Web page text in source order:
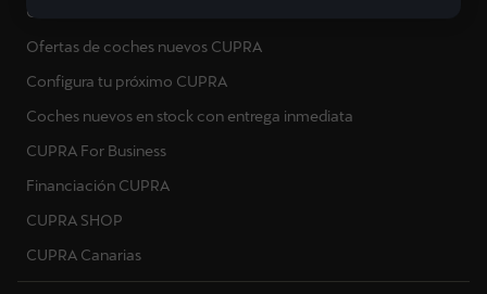
Coches de ocasión en stock
Ofertas de coches nuevos CUPRA
Configura tu próximo CUPRA
Coches nuevos en stock con entrega inmediata
CUPRA For Business
Financiación CUPRA
CUPRA SHOP
CUPRA Canarias